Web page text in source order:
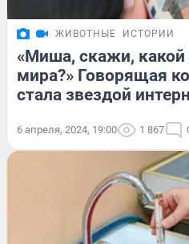
ЖИВОТНЫЕ ИСТОРИИ
«Миша, скажи, какой
мира?» Говорящая
стала звездой
6 апреля, 2024, 19:00 1 867